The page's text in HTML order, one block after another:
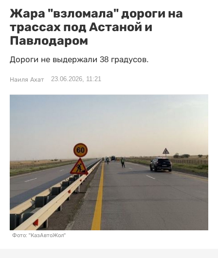
Жара "взломала" дороги на
трассах под Астаной и
Павлодаром
Дороги не выдержали 38 градусов.
Наиля Ахат 23.06.2026, 11:21
Фото: "КазАвтоЖол"